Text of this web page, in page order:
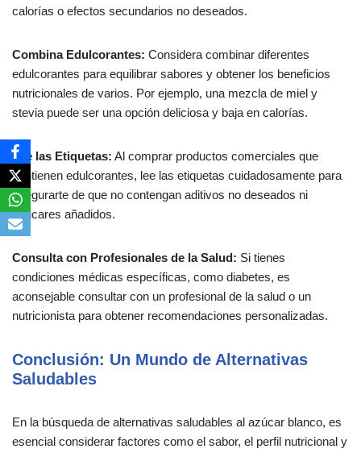
calorías o efectos secundarios no deseados.
Combina Edulcorantes: Considera combinar diferentes
edulcorantes para equilibrar sabores y obtener los beneficios
nutricionales de varios. Por ejemplo, una mezcla de miel y
stevia puede ser una opción deliciosa y baja en calorías.
Lee las Etiquetas: Al comprar productos comerciales que
contienen edulcorantes, lee las etiquetas cuidadosamente para
asegurarte de que no contengan aditivos no deseados ni
azúcares añadidos.
Consulta con Profesionales de la Salud: Si tienes
condiciones médicas específicas, como diabetes, es
aconsejable consultar con un profesional de la salud o un
nutricionista para obtener recomendaciones personalizadas.
Conclusión: Un Mundo de Alternativas
Saludables
En la búsqueda de alternativas saludables al azúcar blanco, es
esencial considerar factores como el sabor, el perfil nutricional y